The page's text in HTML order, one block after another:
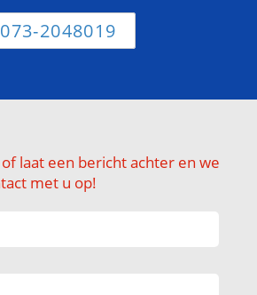
073-2048019
laat een bericht achter en we
met u op!